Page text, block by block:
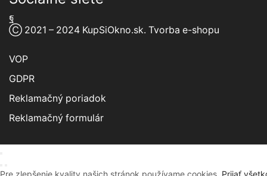
Facebook
Ⓒ 2021 – 2024 KupSiOkno.sk. Tvorba e-shopu
VOP
GDPR
Reklamačný poriadok
Reklamačný formulár